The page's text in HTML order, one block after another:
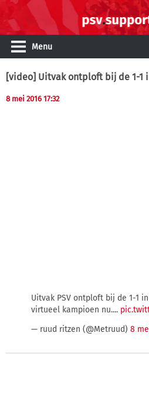
Menu
[video] Uitvak ontploft bij de 1-1
8 mei 2016 17:32
Uitvak PSV ontploft bij de 1-1
virtueel kampioen nu....
— ruud ritzen (@Metruud) 8